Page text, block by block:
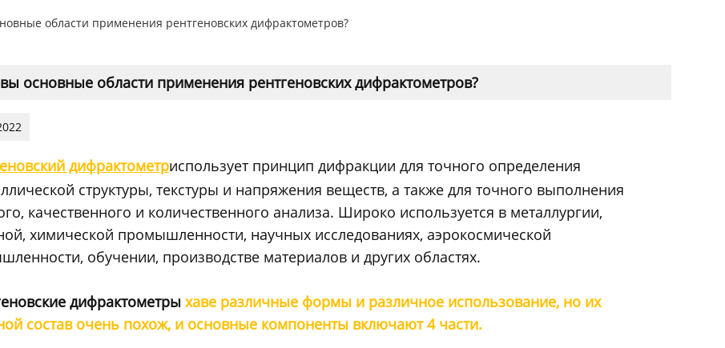
области применения рентгеновских дифрактометров?
основные области применения рентгеновских дифрактометров?
дифрактометриспользует принцип дифракции для точного определения
структуры, текстуры и напряжения веществ, а также для точного выполнения
качественного и количественного анализа. Широко используется в металлургии,
химической промышленности, научных исследованиях, аэрокосмической
обучении, производстве материалов и других областях.
дифрактометры хавe различные формы и различное использование, но их
состав очень похож, и основные компоненты включают 4 части.